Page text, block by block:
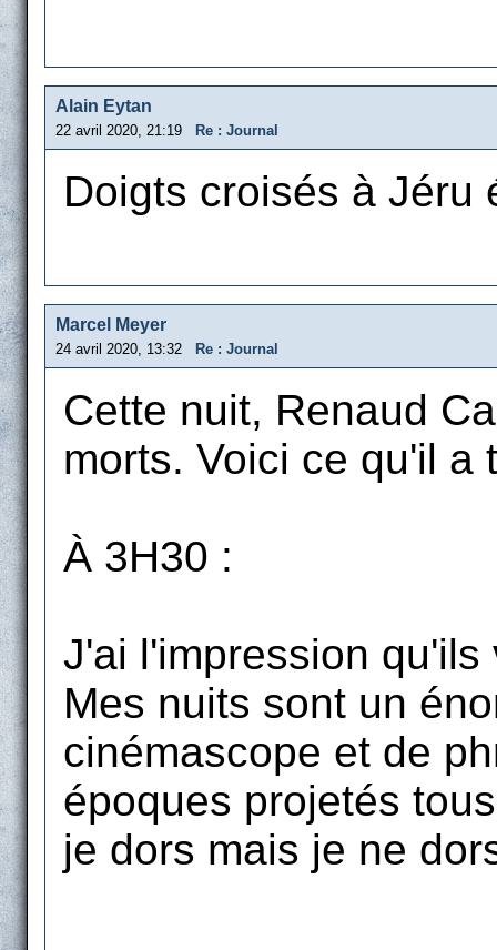
Alain Eytan
22 avril 2020, 21:19 Re : Journal
Doigts croisés à Jéru
Marcel Meyer
24 avril 2020, 13:32 Re : Journal
Cette nuit, Renaud
morts. Voici ce qu'il a
À 3H30 :
J'ai l'impression
Mes nuits sont un
cinémascope et de
époques projetés
je dors mais je ne